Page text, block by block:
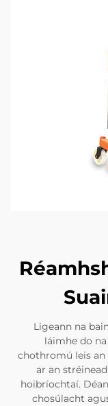
Ligeann na
láimhe do
chothromú leis an
ar an
hoibríochtaí.
chosúlacht